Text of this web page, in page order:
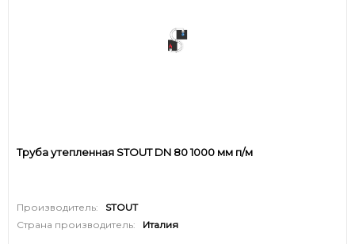
Труба утепленная STOUT DN 80 1000 мм п/м
Производитель:
STOUT
Страна производитель:
Италия